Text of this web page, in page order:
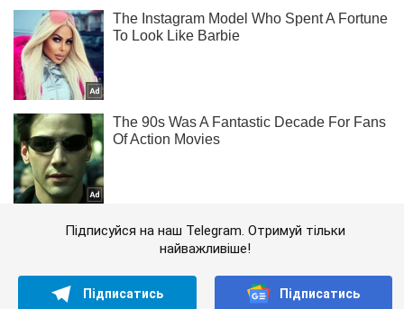
Підписуйся на наш Telegram. Отримуй тільки
найважливіше!
Підписатись Підписатись